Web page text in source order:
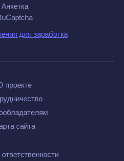
Анкетка
для заработка
проекте
сайта